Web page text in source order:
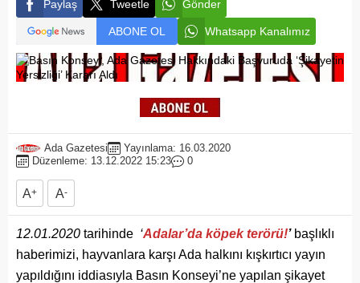
Paylaş Tweetle Gönder
ABONE OL Whatsapp Kanalımız
Ada Gazetesi
Yayınlama: 16.03.2020
Düzenleme: 13.12.2022 15:23
0
A+ A-
12.01.2020 tarihinde ‘Adalar’da köpek terörü!’başlıklı
haberimizi, hayvanlara karşı Ada halkını kışkırtıcı yayın
yapıldığını iddiasıyla Basın Konseyi’ne yapılan şikayet